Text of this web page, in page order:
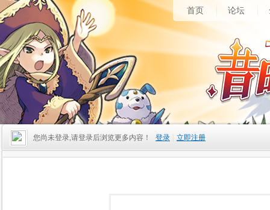
首页 论坛
您尚未登录,请登录后浏览更多内容！ 登录 立即注册